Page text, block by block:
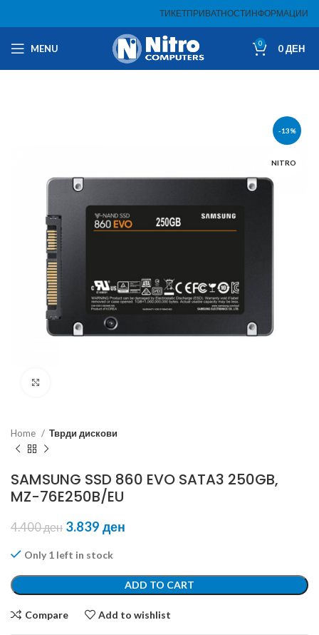
ТИКЕТПРИВАТНОСТИНФОРМАЦИИ
MENU 0 0ДЕН
-13%
NITRO
Home Тврди дискови
SAMSUNG SSD 860 EVO SATA3 250GB,
MZ-76E250B/EU
4.400ден 3.839 ден
Only 1 left in stock
ADD TO CART
Compare Add to wishlist